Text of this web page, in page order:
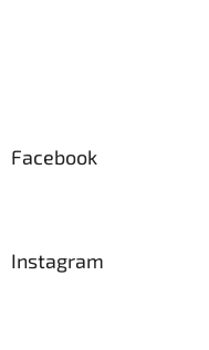
Facebook
Instagram